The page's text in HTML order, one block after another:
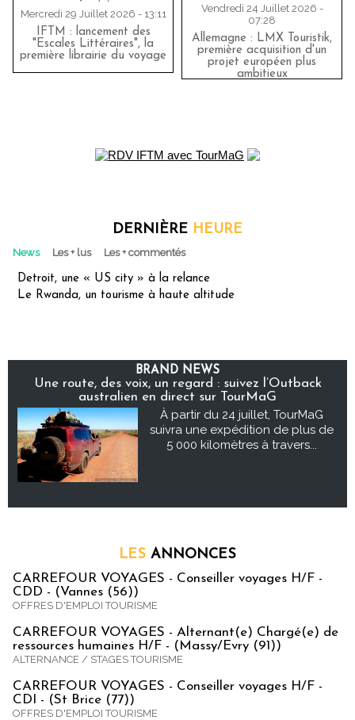
Mercredi 29 Juillet 2026 - 13:11
IFTM : lancement des
"Escales Littéraires", la
première librairie du voyage
Vendredi 24 Juillet 2026 -
07:28
Allemagne : LMX Touristik,
première acquisition d'un
projet européen plus
ambitieux
DERNIÈRE HEURE
News Les + lus Les + commentés
Detroit, une « US city » à la relance
Le Rwanda, un tourisme à haute altitude
BRAND NEWS
Une route, des voix, un regard : suivez l’Outback
australien en direct sur TourMaG
À partir du 24 juillet, TourMaG
suivra une expédition de plus de
5 000 kilomètres à travers...
LES ANNONCES
CARREFOUR VOYAGES - Conseiller voyages H/F -
CDD - (Vannes (56))
OFFRES D'EMPLOI TOURISME
CARREFOUR VOYAGES - Alternant(e) Chargé(e) de
ressources humaines H/F - (Massy/Evry (91))
ALTERNANCE / STAGES TOURISME
CARREFOUR VOYAGES - Conseiller voyages H/F -
CDI - (St Brice (77))
OFFRES D'EMPLOI TOURISME